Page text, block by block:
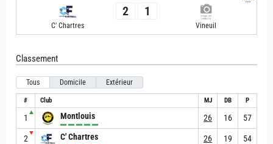
C' Chartres
2 1
Vineuil
Classement
Tous Domicile Extérieur
# Club MJ DB P
1
▲ Montlouis 26 16 57
2
▼ C' Chartres 26 19 54